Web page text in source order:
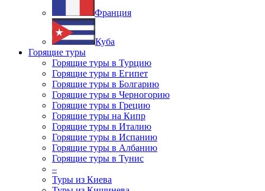
Франция
Куба
Горящие туры
Горящие туры в Турцию
Горящие туры в Египет
Горящие туры в Болгарию
Горящие туры в Черногорию
Горящие туры в Грецию
Горящие туры на Кипр
Горящие туры в Италию
Горящие туры в Испанию
Горящие туры в Албанию
Горящие туры в Тунис
–
Туры из Киева